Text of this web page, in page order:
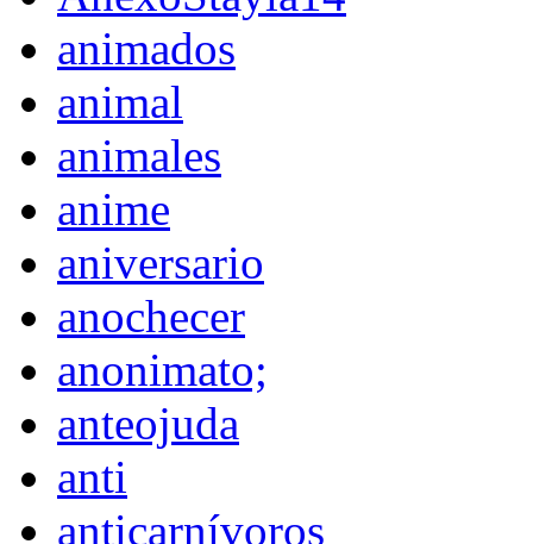
animados
animal
animales
anime
aniversario
anochecer
anonimato;
anteojuda
anti
anticarnívoros